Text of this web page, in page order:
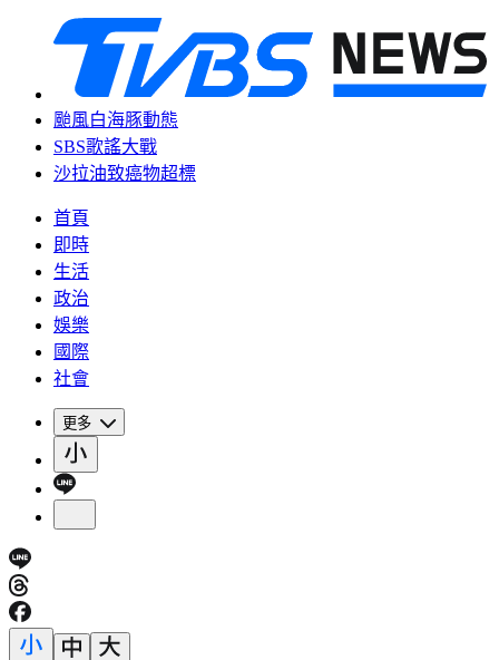
颱風白海豚動態
SBS歌謠大戰
沙拉油致癌物超標
首頁
即時
生活
政治
娛樂
國際
社會
更多